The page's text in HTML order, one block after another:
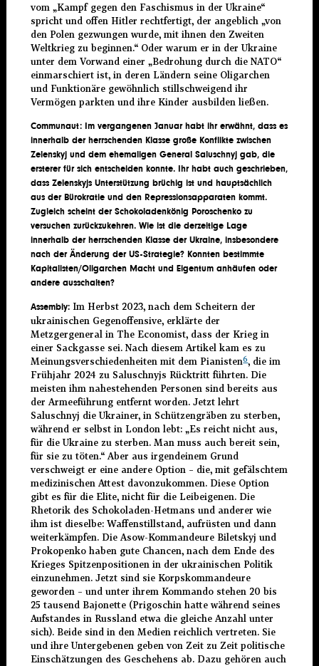
vom „Kampf gegen den Faschismus in der Ukraine“
spricht und offen Hitler rechtfertigt, der angeblich „von
den Polen gezwungen wurde, mit ihnen den Zweiten
Weltkrieg zu beginnen.“ Oder warum er in der Ukraine
unter dem Vorwand einer „Bedrohung durch die NATO“
einmarschiert ist, in deren Ländern seine Oligarchen
und Funktionäre gewöhnlich stillschweigend ihr
Vermögen parkten und ihre Kinder ausbilden ließen.
Communaut: Im vergangenen Januar habt ihrerwähnt, dass es
innerhalb der herrschenden Klasse große Konflikte zwischen
Zelenskyj und dem ehemaligen General Saluschnyj gab, die
erstererfür sich entscheiden konnte. Ihr habt auch geschrieben,
dass Zelenskyjs Unterstützung brüchig ist und hauptsächlich
aus der Bürokratie und den Repressionsapparaten kommt.
Zugleich scheint der Schokoladenkönig Poroschenko zu
versuchen zurückzukehren. Wie ist die derzeitige Lage
innerhalb der herrschenden Klasse der Ukraine, insbesondere
nach der Änderung der US-Strategie? Konnten bestimmte
Kapitalisten/Oligarchen Macht und Eigentum anhäufen oder
andere ausschalten?
Assembly: Im Herbst 2023, nach dem Scheitern der
ukrainischen Gegenoffensive, erklärte der
Metzgergeneral in The Economist, dass der Krieg in
einer Sackgasse sei. Nach diesem Artikel kam es zu
Meinungsverschiedenheiten mit dem Pianisten6, die im
Frühjahr 2024 zu Saluschnyjs Rücktritt führten. Die
meisten ihm nahestehenden Personen sind bereits aus
der Armeeführung entfernt worden. Jetzt lehrt
Saluschnyj die Ukrainer, in Schützengräben zu sterben,
während er selbst in London lebt: „Es reicht nicht aus,
für die Ukraine zu sterben. Man muss auch bereit sein,
für sie zu töten.“ Aber aus irgendeinem Grund
verschweigt er eine andere Option – die, mit gefälschtem
medizinischen Attest davonzukommen. Diese Option
gibt es für die Elite, nicht für die Leibeigenen. Die
Rhetorik des Schokoladen-Hetmans und anderer wie
ihm ist dieselbe: Waffenstillstand, aufrüsten und dann
weiterkämpfen. Die Asow-Kommandeure Biletskyj und
Prokopenko haben gute Chancen, nach dem Ende des
Krieges Spitzenpositionen in der ukrainischen Politik
einzunehmen. Jetzt sind sie Korpskommandeure
geworden – und unter ihrem Kommando stehen 20 bis
25 tausend Bajonette (Prigoschin hatte während seines
Aufstandes in Russland etwa die gleiche Anzahl unter
sich). Beide sind in den Medien reichlich vertreten. Sie
und ihre Untergebenen geben von Zeit zu Zeit politische
Einschätzungen des Geschehens ab. Dazu gehören auch